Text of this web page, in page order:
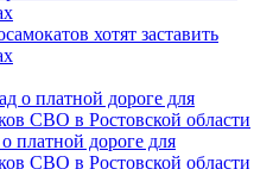
хотят заставить
платной дороге для
СВО в Ростовской области